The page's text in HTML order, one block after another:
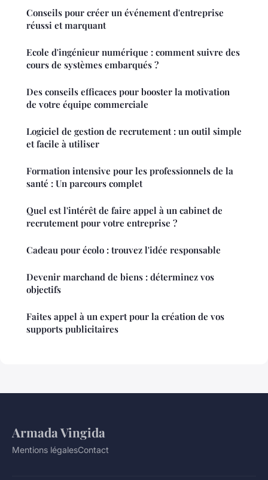
Conseils pour créer un événement d'entreprise
réussi et marquant
Ecole d'ingénieur numérique : comment suivre des
cours de systèmes embarqués ?
Des conseils efficaces pour booster la motivation
de votre équipe commerciale
Logiciel de gestion de recrutement : un outil simple
et facile à utiliser
Formation intensive pour les professionnels de la
santé : Un parcours complet
Quel est l'intérêt de faire appel à un cabinet de
recrutement pour votre entreprise ?
Cadeau pour écolo : trouvez l'idée responsable
Devenir marchand de biens : déterminez vos
objectifs
Faites appel à un expert pour la création de vos
supports publicitaires
Armada Vingida
Mentions légalesContact